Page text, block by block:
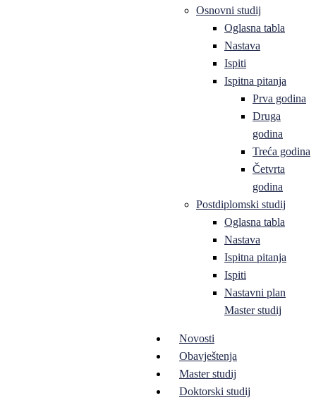
Osnovni studij
Oglasna tabla
Nastava
Ispiti
Ispitna pitanja
Prva godina
Druga
godina
Treća godina
Četvrta
godina
Postdiplomski studij
Oglasna tabla
Nastava
Ispitna pitanja
Ispiti
Nastavni plan
Master studij
Novosti
Obavještenja
Master studij
Doktorski studij